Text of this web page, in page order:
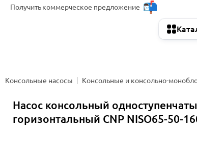
Получитькоммерческое предложение
Консольные насосы Консольные и консольно-
Насос консольный
горизонтальный CNP NISO65-50-